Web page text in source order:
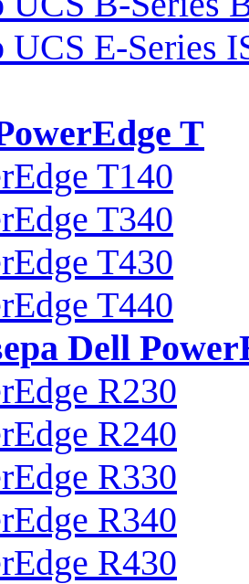
UCS E-Series
T
T140
T340
T430
T440
Dell
R230
R240
R330
R340
R430